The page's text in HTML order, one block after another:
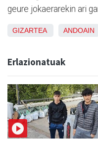
geure jokaerarekin ari
GIZARTEA ANDOAIN
Erlazionatuak